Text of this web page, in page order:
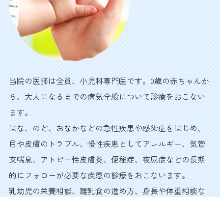
当院の医師は全員、小児科専門医です。0歳の赤ちゃんか
ら、大人になるまでの病気全般について診療をおこない
ます。
はな、のど、おなかなどの急性疾患や感染症をはじめ、
目や皮膚のトラブル、慢性疾患としてアレルギー、気管
支喘息、アトピー性皮膚炎、便秘症、夜尿症などの長期
的にフォローが必要な疾患の診療をおこないます。
乳幼児の栄養相談、離乳食の進め方、身長や体重相談な